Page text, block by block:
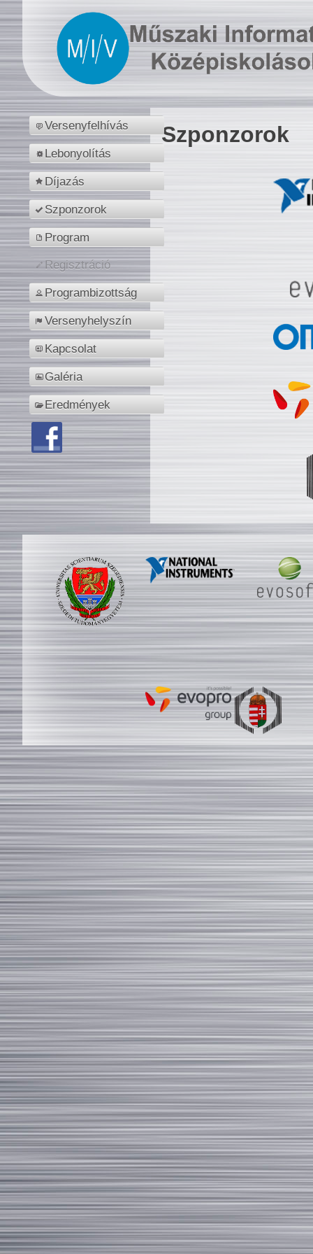
Versenyfelhívás
Lebonyolítás
Díjazás
Szponzorok
Program
Regisztráció
Programbizottság
Versenyhelyszín
Kapcsolat
Galéria
Eredmények
Szponzorok